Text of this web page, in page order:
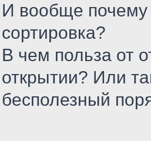
И вообще
сортировка?
В чем польза от
открытии? Или
бесполезный